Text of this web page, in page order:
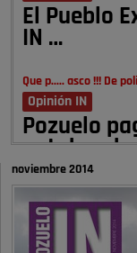
El Pueblo
IN …
Que p..... asco !!! De
Opinión IN
Pozuelo
Señora Alcaldesa Ud
hace más de 60 años ,
Pozuelo de Alarcón
noviembre 2014